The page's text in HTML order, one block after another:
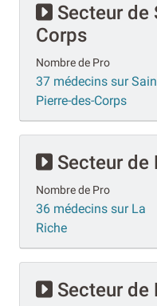
Secteur de
Corps
Nombre de Pro
37 médecins sur
Pierre-des-Corps
Secteur de
Nombre de Pro
36 médecins sur La
Riche
Secteur de